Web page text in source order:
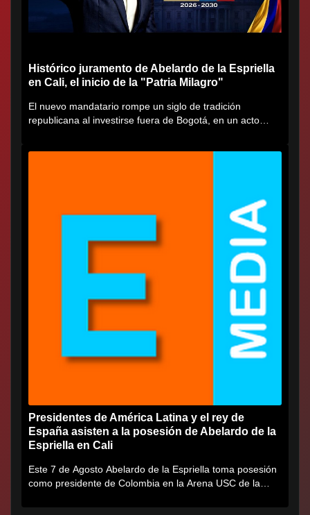
Histórico juramento de Abelardo de la Espriella
en Cali, el inicio de la "Patria Milagro"
El nuevo mandatario rompe un siglo de tradición
republicana al investirse fuera de Bogotá, en un acto
Presidentes de América Latina y el rey de
España asisten a la posesión de Abelardo de la
Espriella en Cali
Este 7 de Agosto Abelardo de la Espriella toma posesión
como presidente de Colombia en la Arena USC de la